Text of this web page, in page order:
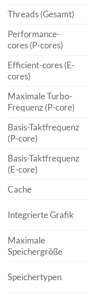
Threads (Gesamt)
Performance-
cores (P-cores)
Efficient-cores (E-
cores)
Maximale Turbo-
Frequenz (P-core)
Basis-Taktfrequenz
(P-core)
Basis-Taktfrequenz
(E-core)
Cache
Integrierte Grafik
Maximale
Speichergröße
Speichertypen